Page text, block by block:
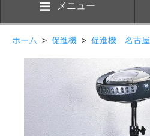
メニュー
ホーム > 促進機 > 促進機 名古屋